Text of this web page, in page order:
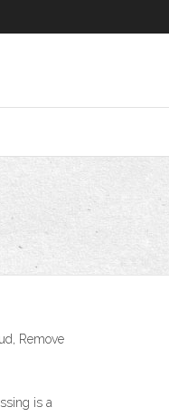
Remove
is a